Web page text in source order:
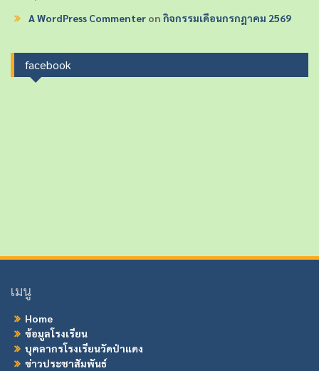
A WordPress Commenter on กิจกรรมเดือนกรกฎาคม 2569
facebook
เมนู
Home
ข้อมูลโรงเรียน
บุคลากรโรงเรียนวัดป่าแดง
ข่าวประชาสัมพันธ์